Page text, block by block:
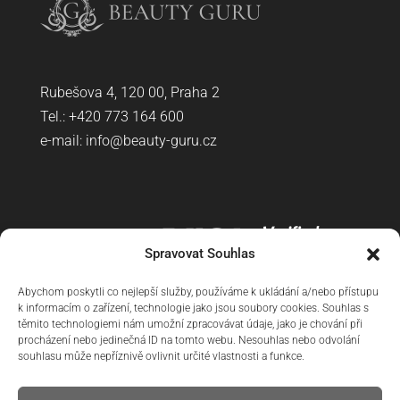
Spravovat Souhlas
Abychom poskytli co nejlepší služby, používáme k ukládání a/nebo přístupu
k informacím o zařízení, technologie jako jsou soubory cookies. Souhlas s
těmito technologiemi nám umožní zpracovávat údaje, jako je chování při
procházení nebo jedinečná ID na tomto webu. Nesouhlas nebo odvolání
souhlasu může nepříznivě ovlivnit určité vlastnosti a funkce.
Rubešova 4, 120 00, Praha 2
Tel.: +420 773 164 600
e-mail: info@beauty-guru.cz